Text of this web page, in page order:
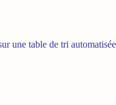
une table de tri